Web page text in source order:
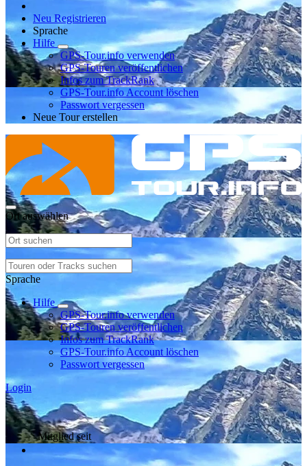
Neu Registrieren
Sprache
Hilfe
GPS-Tour.info verwenden
GPS-Touren veröffentlichen
Infos zum TrackRank
GPS-Tour.info Account löschen
Passwort vergessen
Neue Tour erstellen
Ort auswählen
Sprache
Hilfe
GPS-Tour.info verwenden
GPS-Touren veröffentlichen
Infos zum TrackRank
GPS-Tour.info Account löschen
Passwort vergessen
Login
Mitglied seit